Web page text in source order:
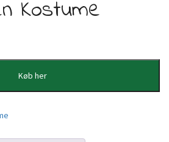
Kostume
Køb her